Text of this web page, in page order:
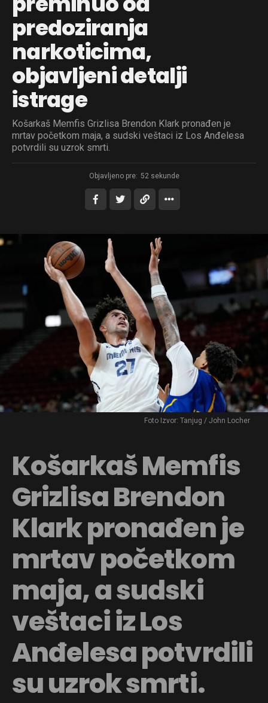
predoziranja
narkoticima,
objavljeni detalji
istrage
Košarkaš Memfis Grizlisa Brendon Klark pronađen je
mrtav početkom maja, a sudski veštaci iz Los Anđelesa
potvrdili su uzrok smrti.
Objavljeno pre: 52 sekunde
Foto Izvor: Tanjug / John Locher
Košarkaš Memfis
Grizlisa Brendon
Klark pronađen je
mrtav početkom
maja, a sudski
veštaci iz Los
Anđelesa potvrdili
su uzrok smrti.